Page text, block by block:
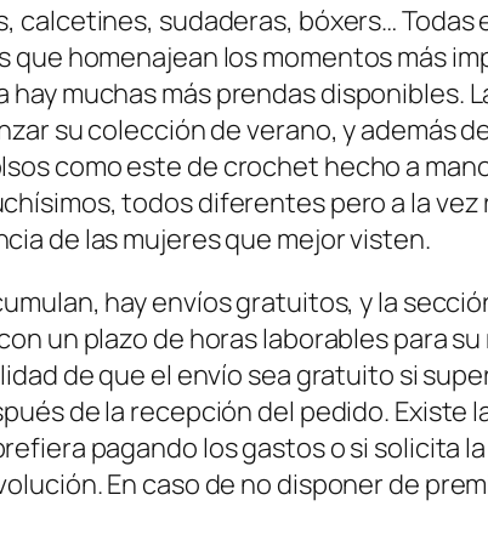
calcetines, sudaderas, bóxers…
que homenajean los momentos más
muchas más prendas disponibles.
su colección de verano, y además
como este de crochet hecho a
todos diferentes pero a la
de las mujeres que mejor visten.
hay envíos gratuitos, y la
un plazo de horas laborables para
de que el envío sea gratuito si
de la recepción del pedido.
pagando los gastos o si solicita
En caso de no disponer de